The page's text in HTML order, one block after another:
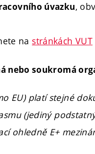
úvazku,
na stránkách VUT
nebo soukromá
EU) platí stejné
(jediný
ohledně E+